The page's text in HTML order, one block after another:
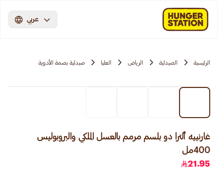
عربي
الرئيسية الصيدلية الرياض العليا صيدلية بصمة الأدوية
غارنييه ألترا دو بلسم مرمم بالعسل الملكي والبروبوليس
400مل
21.95